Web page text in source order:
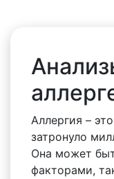
Аллергия –
затронуло
Она может
факторами,